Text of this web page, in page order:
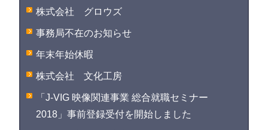
株式会社 グロウズ
事務局不在のお知らせ
年末年始休暇
株式会社 文化工房
「J-VIG 映像関連事業 総合就職セミナー
2018」事前登録受付を開始しました